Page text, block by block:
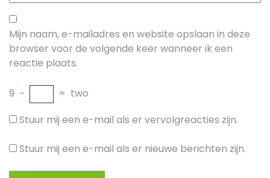
Mijn naam, e-mailadres en website opslaan in deze
browser voor de volgende keer wanneer ik een
reactie plaats.
9 − = two
Stuur mij een e-mail als er vervolgreacties zijn.
Stuur mij een e-mail als er nieuwe berichten zijn.